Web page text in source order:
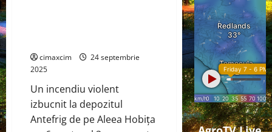
cimaxcim
24 septembrie
2025
Un incendiu violent
izbucnit la depozitul
Antefrig de pe Aleea Hobița